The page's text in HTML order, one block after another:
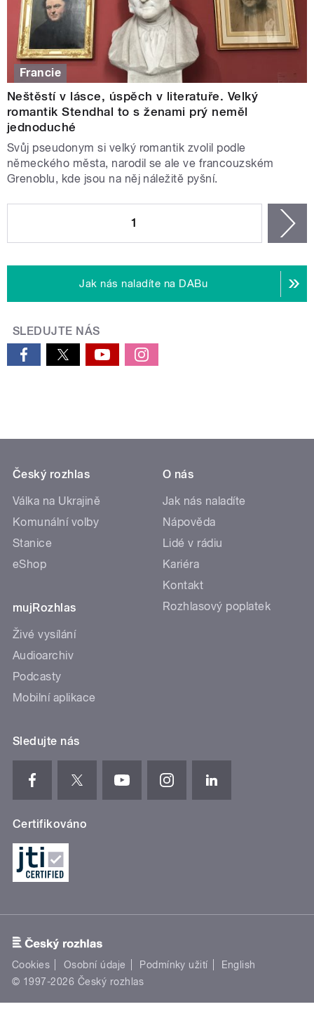
Francie
Neštěstí v lásce, úspěch v literatuře. Velký
romantik Stendhal to s ženami prý neměl
jednoduché
Svůj pseudonym si velký romantik zvolil podle
německého města, narodil se ale ve francouzském
Grenoblu, kde jsou na něj náležitě pyšní.
1
Jak nás naladíte na DABu
SLEDUJTE NÁS
Český rozhlas
Válka na Ukrajině
Komunální volby
Stanice
eShop
mujRozhlas
Živé vysílání
Audioarchiv
Podcasty
Mobilní aplikace
O nás
Jak nás naladíte
Nápověda
Lidé v rádiu
Kariéra
Kontakt
Rozhlasový poplatek
Sledujte nás
Certifikováno
Cookies Osobní údaje Podmínky užití
English
© 1997-2026 Český rozhlas